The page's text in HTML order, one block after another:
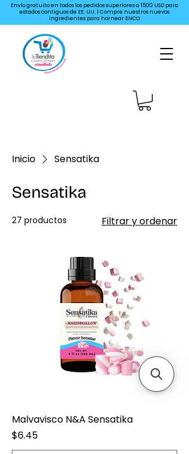
Envío gratuito en todos los pedidos superiores a 1500 USD para
estados contiguos de EE. UU. | Compre nuestros nuevos
ingredientes para hornear ENCO
Inicio Sensatika
Sensatika
27 productos Filtrar y ordenar
Malvavisco N&A Sensatika
Precio
$6.45